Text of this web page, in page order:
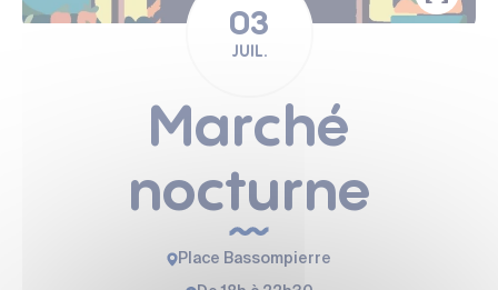
03
JUIL.
Marché
nocturne
Place Bassompierre